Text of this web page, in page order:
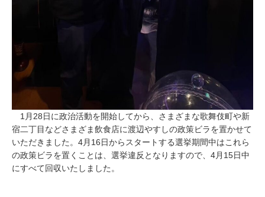
1月28日に政治活動を開始してから、さまざまな歌舞伎町や新
宿二丁目などさまざま飲食店に渡辺やすしの政策ビラを置かせて
いただきました。4月16日からスタートする選挙期間中はこれら
の政策ビラを置くことは、選挙違反となりますので、4月15日中
にすべて回収いたしました。